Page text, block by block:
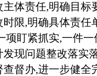
主体责任,明确目标
时限,明确具体责任
项盯紧抓实,一件
发现问题整改落实
查督办,进一步健全